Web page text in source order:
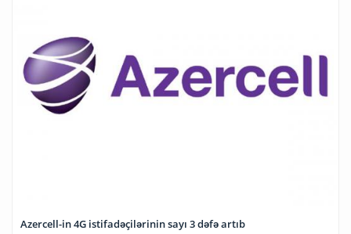
Azercell-in 4G istifadəçilərinin sayı 3 dəfə artıb